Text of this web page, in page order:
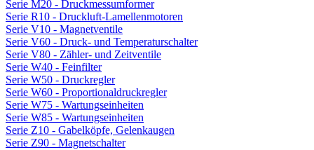
Serie M20 - Druckmessumformer
Serie R10 - Druckluft-Lamellenmotoren
Serie V10 - Magnetventile
Serie V60 - Druck- und Temperaturschalter
Serie V80 - Zähler- und Zeitventile
Serie W40 - Feinfilter
Serie W50 - Druckregler
Serie W60 - Proportionaldruckregler
Serie W75 - Wartungseinheiten
Serie W85 - Wartungseinheiten
Serie Z10 - Gabelköpfe, Gelenkaugen
Serie Z90 - Magnetschalter